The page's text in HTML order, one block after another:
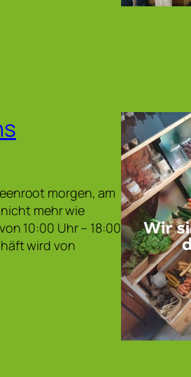
morgen, am
mehr wie
10:00 Uhr – 18:00
wird von